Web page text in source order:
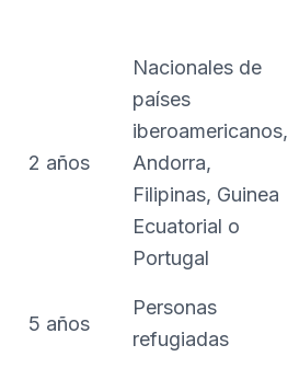
2 años
Nacionales de
países
iberoamericanos,
Andorra,
Filipinas, Guinea
Ecuatorial o
Portugal
5 años
Personas
refugiadas